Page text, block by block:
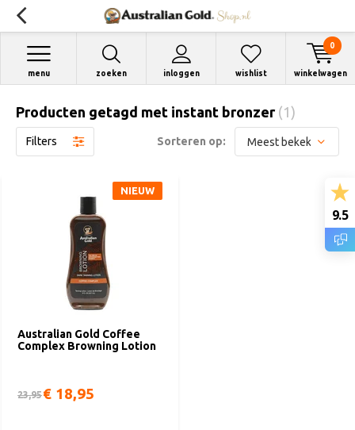
zoeken inloggen
menu wishlist winkelwagen
0
Producten getagd met instant bronzer (1)
Filters Sorteren op:
Australian Gold Coffee
Complex Browning Lotion
NIEUW
23,95€ 18,95
9.5